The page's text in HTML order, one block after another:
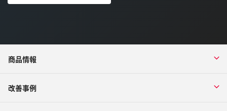
商品情報
改善事例